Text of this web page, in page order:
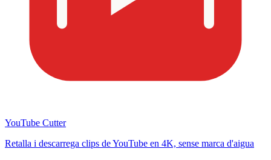
YouTube Cutter
Retalla i descarrega clips de YouTube en 4K, sense marca d'aigua